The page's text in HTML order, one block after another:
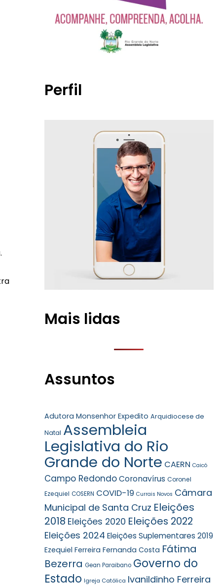
Perfil
Mais lidas
Assuntos
Adutora Monsenhor Expedito Arquidiocese de
Natal Assembleia
Legislativa do Rio
Grande do Norte CAERN Caicó
Campo Redondo Coronavírus Coronel
Ezequiel COSERN COVID-19 Currais Novos Câmara
Municipal de Santa Cruz Eleições
2018 Eleições 2020 Eleições 2022
Eleições 2024 Eleições Suplementares 2019
Ezequiel Ferreira Fernanda Costa Fátima
Bezerra Gean Paraibano Governo do
Estado Igreja Católica Ivanildinho Ferreira